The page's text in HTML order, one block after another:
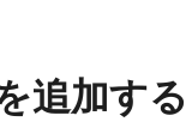
追加する